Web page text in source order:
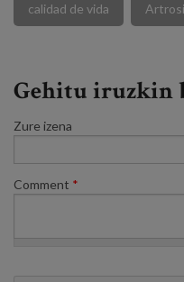
calidad de vida
Gehitu iruzkin
Zure izena
Comment *